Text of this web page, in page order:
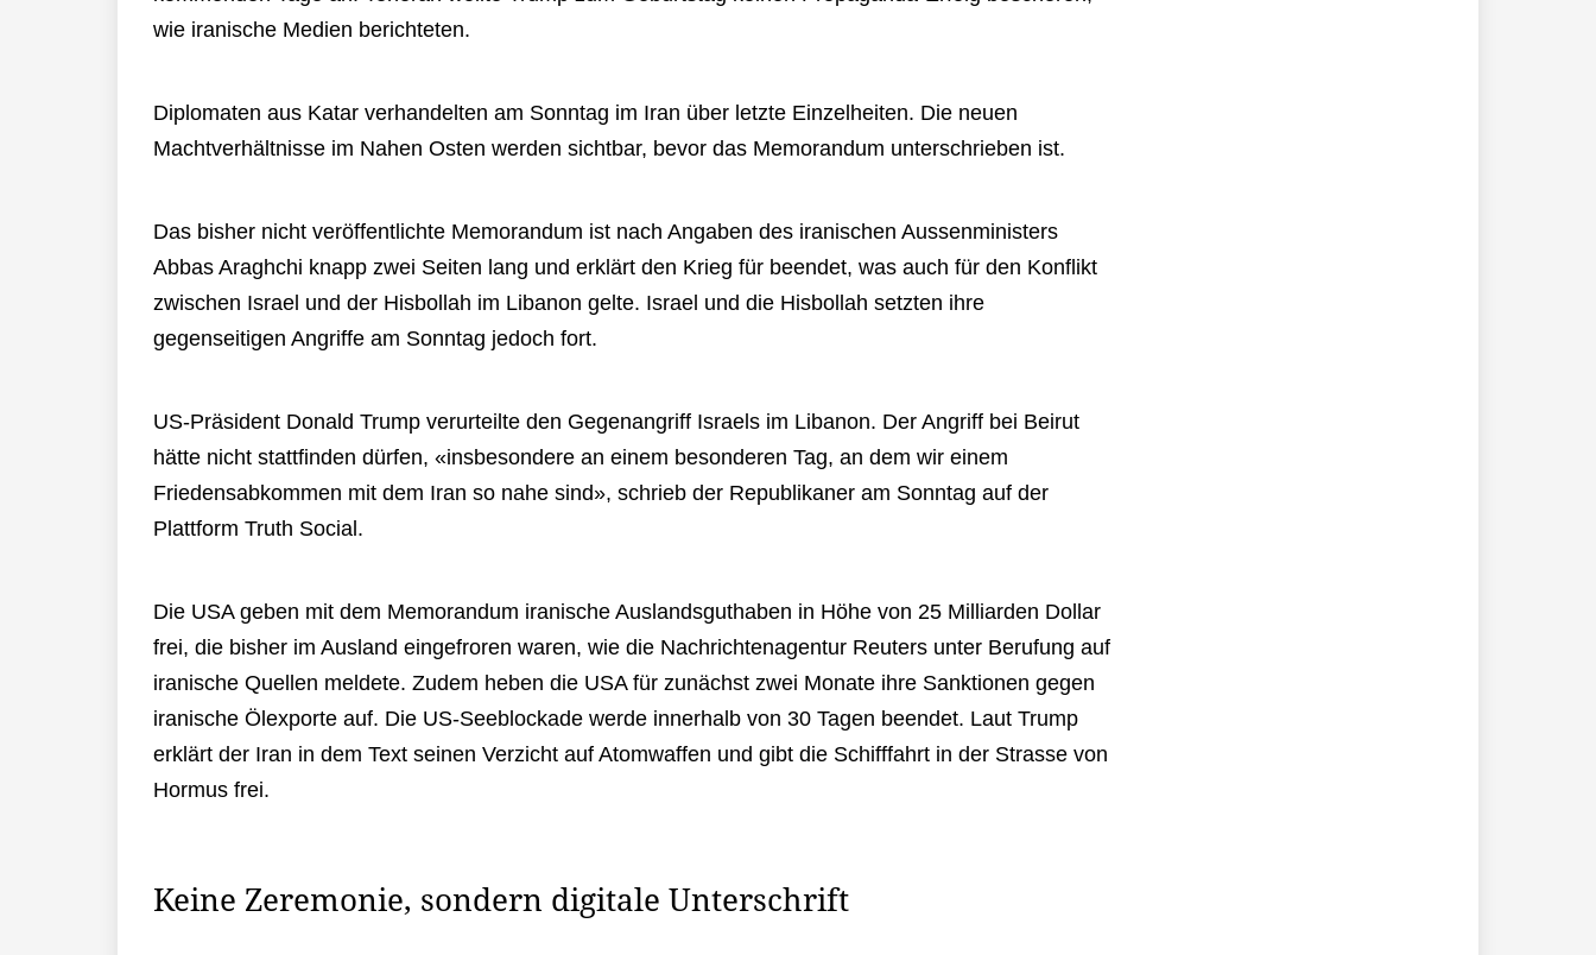
wie iranische Medien berichteten.
Diplomaten aus Katar verhandelten am Sonntag im Iran über letzte Einzelheiten. Die neuen
Machtverhältnisse im Nahen Osten werden sichtbar, bevor das Memorandum unterschrieben ist.
Das bisher nicht veröffentlichte Memorandum ist nach Angaben des iranischen Aussenministers
Abbas Araghchi knapp zwei Seiten lang und erklärt den Krieg für beendet, was auch für den Konflikt
zwischen Israel und der Hisbollah im Libanon gelte. Israel und die Hisbollah setzten ihre
gegenseitigen Angriffe am Sonntag jedoch fort.
US-Präsident Donald Trump verurteilte den Gegenangriff Israels im Libanon. Der Angriff bei Beirut
hätte nicht stattfinden dürfen, «insbesondere an einem besonderen Tag, an dem wir einem
Friedensabkommen mit dem Iran so nahe sind», schrieb der Republikaner am Sonntag auf der
Plattform Truth Social.
Die USA geben mit dem Memorandum iranische Auslandsguthaben in Höhe von 25 Milliarden Dollar
frei, die bisher im Ausland eingefroren waren, wie die Nachrichtenagentur Reuters unter Berufung auf
iranische Quellen meldete. Zudem heben die USA für zunächst zwei Monate ihre Sanktionen gegen
iranische Ölexporte auf. Die US-Seeblockade werde innerhalb von 30 Tagen beendet. Laut Trump
erklärt der Iran in dem Text seinen Verzicht auf Atomwaffen und gibt die Schifffahrt in der Strasse von
Hormus frei.
Keine Zeremonie, sondern digitale Unterschrift